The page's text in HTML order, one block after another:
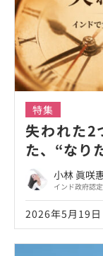
特集
失われた2
た、“なり
小林 眞咲
インド政府認
2026年5月19日